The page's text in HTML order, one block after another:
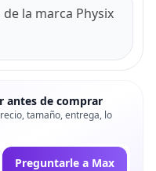
la marca Physix
antes de comprar
tamaño, entrega, lo
Preguntarle a Max